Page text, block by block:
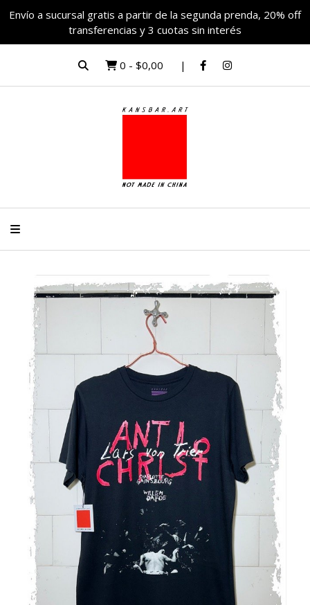
Envío a sucursal gratis a partir de la segunda prenda, 20% off
transferencias y 3 cuotas sin interés
0 - $0,00